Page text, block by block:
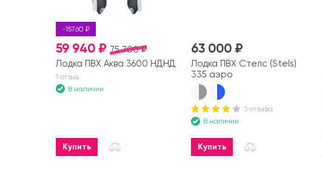
-15760 ₽
75 700 ₽
59 940 ₽
Лодка ПВХ Аква 3600 НДНД
1 отзыв
В наличии
Купить
63 000 ₽
Лодка ПВХ Стелс (Stels)
335 аэро
3 отзыва
В наличии
Купить